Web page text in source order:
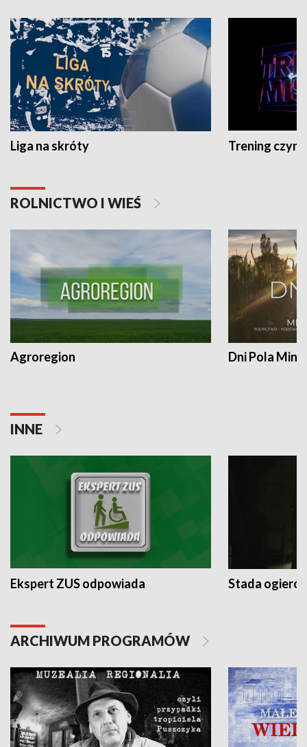
Liga na skróty Trening czyni
ROLNICTWO I WIEŚ
Agroregion Dni Pola
INNE
Ekspert ZUS odpowiada Stada
ARCHIWUM PROGRAMÓW